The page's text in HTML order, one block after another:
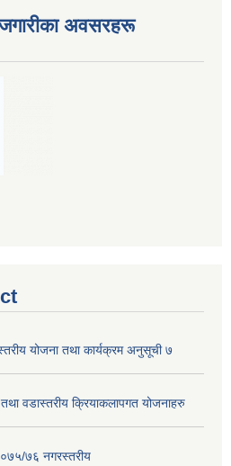
अवसरहरू
योजना तथा कार्यक्रम अनुसूची ७
वडास्तरीय क्रियाकलापगत योजनाहरु
७६ नगरस्तरीय